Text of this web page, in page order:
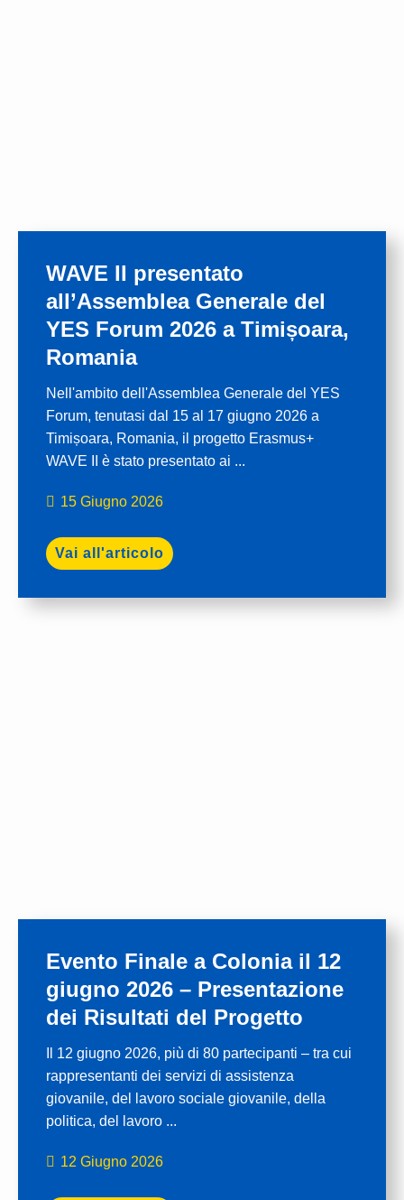
WAVE II presentato
all’Assemblea Generale del
YES Forum 2026 a Timișoara,
Romania
Nell'ambito dell'Assemblea Generale del YES
Forum, tenutasi dal 15 al 17 giugno 2026 a
Timișoara, Romania, il progetto Erasmus+
WAVE II è stato presentato ai ...
15 Giugno 2026
Vai all'articolo
Evento Finale a Colonia il 12
giugno 2026 – Presentazione
dei Risultati del Progetto
Il 12 giugno 2026, più di 80 partecipanti – tra cui
rappresentanti dei servizi di assistenza
giovanile, del lavoro sociale giovanile, della
politica, del lavoro ...
12 Giugno 2026